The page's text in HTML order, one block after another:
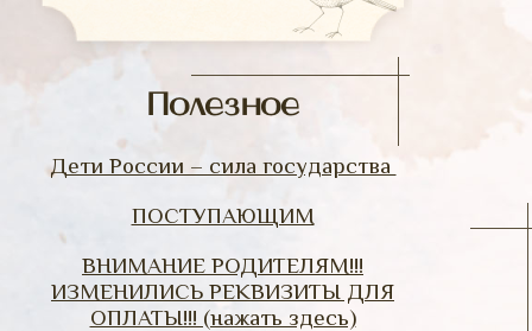
Полезное
Дети России – сила государства
ПОСТУПАЮЩИМ
ВНИМАНИЕ РОДИТЕЛЯМ!!!
ИЗМЕНИЛИСЬ РЕКВИЗИТЫ ДЛЯ
ОПЛАТЫ!!! (нажать здесь)